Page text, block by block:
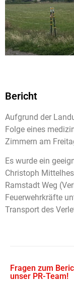
Bericht
Aufgrund der
Folge eines
Zimmern am
Es wurde ein
Christoph
Ramstadt Weg
Feuerwehrkräfte
Transport des
Fragen zum
unser PR-Team!